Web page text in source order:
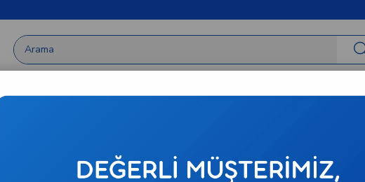
Demirbaşlar Tıbbi Cihazlar Tıbbi Sarf Varis Çorapları
Çorabı - CCL2 - Burnu Kapalı - Kaşmir - 7 Numara - Kısa (Petite)